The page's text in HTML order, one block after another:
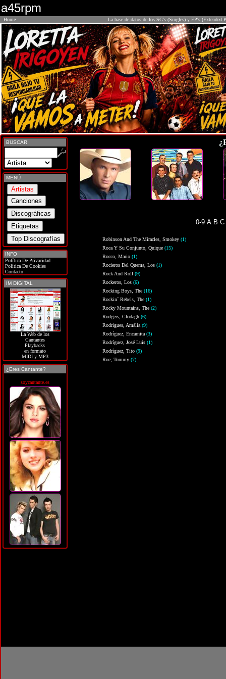
a45rpm
Home La base de datos de los SG's (Singles) y EP's (Extended
BUSCAR
MENÚ
INFO
Política De Privacidad
Política De Cookies
Contacto
IM DIGITAL
La Web de los
Cantantes
Playbacks
en formato
MIDI y MP3
¿Eres Cantante?
soycantante.es
0-9 A B C
Robinson And The Miracles, Smokey(1)
Roca Y Su Conjunto, Quique(15)
Rocco, Mario(1)
Rocieros Del Quema, Los(1)
Rock And Roll(9)
Rockeros, Los(6)
Rocking Boys, The(16)
Rockin´ Rebels, The(1)
Rocky Mountains, The(2)
Rodgers, Clodagh(6)
Rodrigues, Amália(9)
Rodríguez, Encarnita(3)
Rodríguez, José Luis(1)
Rodríguez, Tito(9)
Roe, Tommy(7)